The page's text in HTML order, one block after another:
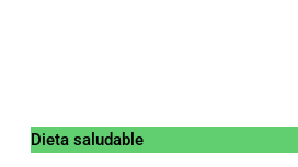
Dieta saludable